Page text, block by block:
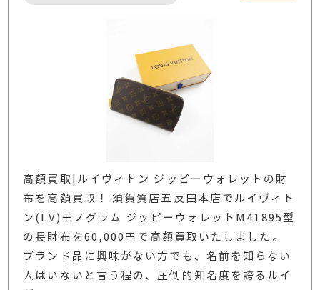
高額買取|ルイヴィトン ジッピーウォレットの財
布を高額買取！ 須賀質店五反田本店でルイヴィト
ン(LV)モノグラム ジッピーウォレットM41895型
の長財布を60,000円で高額買取いたしました。
ブランド品に興味がない方でも、名前を知らない
人はいないと言う程の、圧倒的知名度を誇るルイ